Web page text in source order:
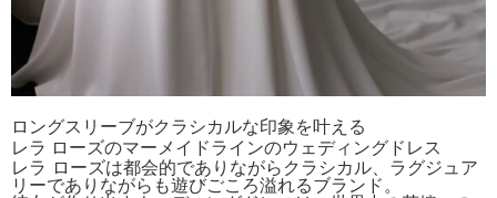
ロングスリーブがクラシカルな印象を叶える
レラ ローズのマーメイドラインのウェディングドレス
レラ ローズは都会的でありながらクラシカル、ラグジュア
リーでありながらも遊びごころ溢れるブランド。